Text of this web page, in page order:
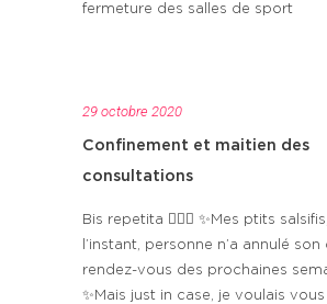
fermeture des salles de sport
29 octobre 2020
Confinement et maitien des
consultations
Bis repetita 🤷🏻‍♀️ ✨Mes ptits
l’instant, personne n’a annulé son
rendez-vous des prochaines
✨Mais just in case, je voulais